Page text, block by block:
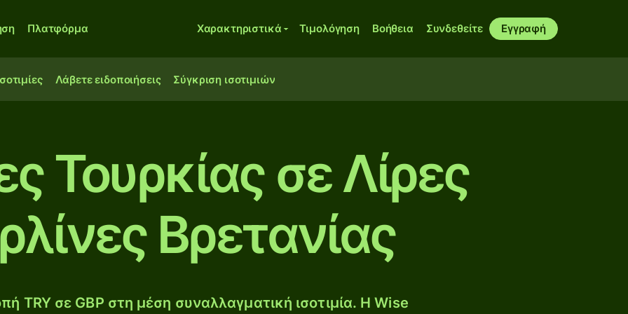
Πλατφόρμα Χαρακτηριστικά Τιμολόγηση Βοήθεια Συνδεθείτε Εγγραφή
Λάβετε ειδοποιήσεις Σύγκριση ισοτιμιών
Τουρκίας σε Λίρες
Βρετανίας
TRY σε GBP στη μέση συναλλαγματική ισοτιμία. Η Wise